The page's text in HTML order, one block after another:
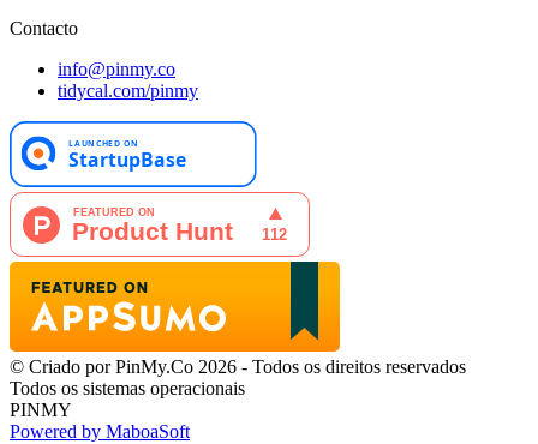
Contacto
info@pinmy.co
tidycal.com/pinmy
© Criado por PinMy.Co 2026 - Todos os direitos reservados
Todos os sistemas operacionais
PINMY
Powered by MaboaSoft